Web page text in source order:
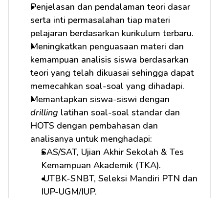
Penjelasan dan pendalaman teori dasar
serta inti permasalahan tiap materi
pelajaran berdasarkan kurikulum terbaru.
Meningkatkan penguasaan materi dan
kemampuan analisis siswa berdasarkan
teori yang telah dikuasai sehingga dapat
memecahkan soal-soal yang dihadapi.
drilling latihan soal-soal standar dan
HOTS dengan pembahasan dan
analisanya untuk menghadapi:
SAS/SAT, Ujian Akhir Sekolah & Tes
Kemampuan Akademik (TKA).
UTBK-SNBT, Seleksi Mandiri PTN dan
IUP-UGM/IUP.